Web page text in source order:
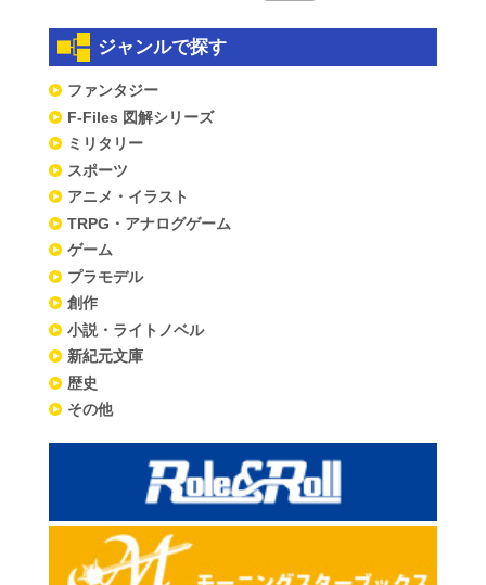
ジャンルで探す
ファンタジー
F-Files 図解シリーズ
ミリタリー
スポーツ
アニメ・イラスト
TRPG・アナログゲーム
ゲーム
プラモデル
創作
小説・ライトノベル
新紀元文庫
歴史
その他